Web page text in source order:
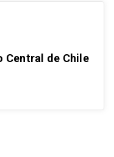
Central de Chile